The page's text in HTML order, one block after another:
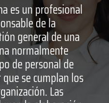
es un profesional
de la
general de una
normalmente
de personal de
se cumplan los
Las